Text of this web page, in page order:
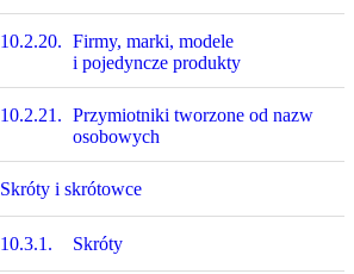
10.2.20. Firmy, marki, modele
i pojedyncze produkty
10.2.21. Przymiotniki tworzone od nazw
osobowych
Skróty i skrótowce
10.3.1. Skróty